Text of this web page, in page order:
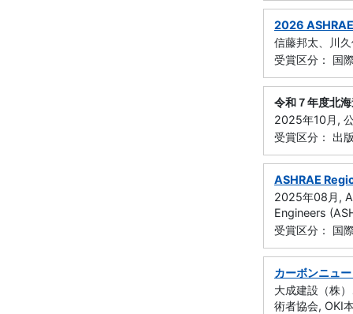
2026
信藤邦太、川
受賞区分： 国
令和７年度北
2025年10月,
受賞区分： 出
ASHRAE
2025年08月,
Engineers
受賞区分： 国
カーボンニュ
大成建設（株
術者協会, OKI